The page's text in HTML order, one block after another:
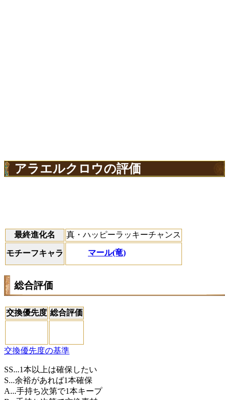
アラエルクロウの評価
最終進化名 真・ハッピーラッキーチャンス
モチーフキャラ マール(竜)
総合評価
交換優先度 総合評価
交換優先度の基準
SS...1本以上は確保したい
S...余裕があれば1本確保
A...手持ち次第で1本キープ